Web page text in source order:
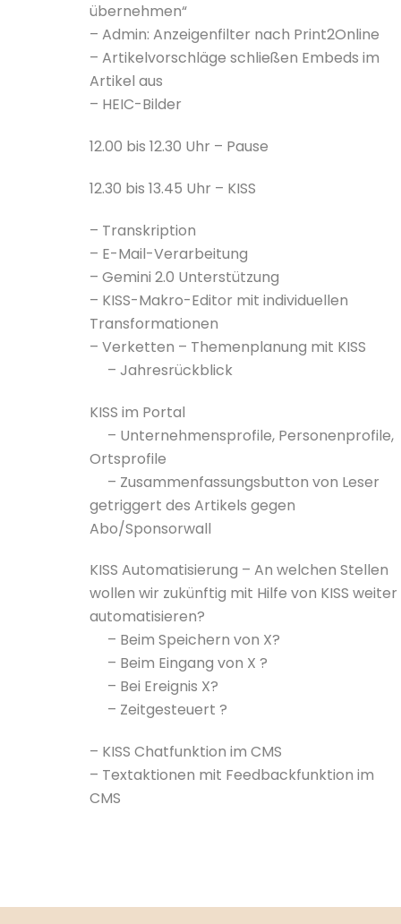
übernehmen“
– Admin: Anzeigenfilter nach Print2Online
– Artikelvorschläge schließen Embeds im
Artikel aus
– HEIC-Bilder
12.00 bis 12.30 Uhr – Pause
12.30 bis 13.45 Uhr – KISS
– Transkription
– E-Mail-Verarbeitung
– Gemini 2.0 Unterstützung
– KISS-Makro-Editor mit individuellen
Transformationen
– Verketten – Themenplanung mit KISS
– Jahresrückblick
KISS im Portal
– Unternehmensprofile, Personenprofile,
Ortsprofile
– Zusammenfassungsbutton von Leser
getriggert des Artikels gegen
Abo/Sponsorwall
KISS Automatisierung – An welchen Stellen
wollen wir zukünftig mit Hilfe von KISS weiter
automatisieren?
– Beim Speichern von X?
– Beim Eingang von X ?
– Bei Ereignis X?
– Zeitgesteuert ?
– KISS Chatfunktion im CMS
– Textaktionen mit Feedbackfunktion im
CMS